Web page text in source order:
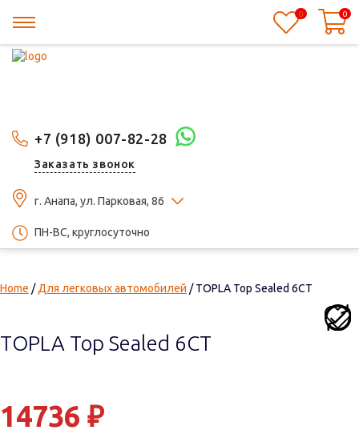
+7 (918) 007-82-28
Заказать звонок
г. Анапа, ул. Парковая, 86
ПН-ВС, круглосуточно
0 0
Home /Для легковых автомобилей / TOPLA Top Sealed 6СТ
TOPLA Top Sealed 6СТ
14736 ₽